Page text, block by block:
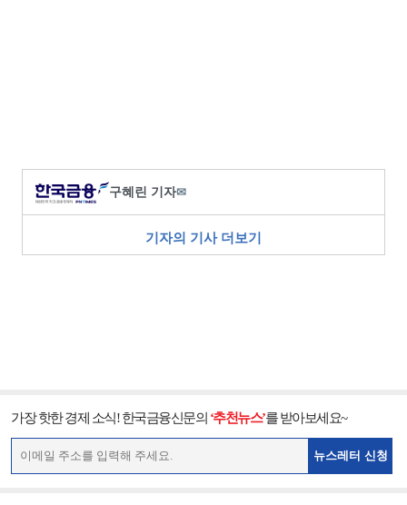
구혜린 기자✉
기자의 기사 더보기
가장 핫한 경제 소식! 한국금융신문의 ‘추천뉴스’를 받아보세요~
뉴스레터 신청